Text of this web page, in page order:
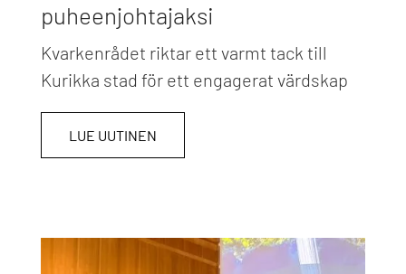
puheenjohtajaksi
Kvarkenrådet riktar ett varmt tack till
Kurikka stad för ett engagerat värdskap
LUE UUTINEN